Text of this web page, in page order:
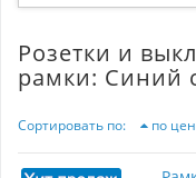
Розетки и
рамки: Синий
Сортировать по: по